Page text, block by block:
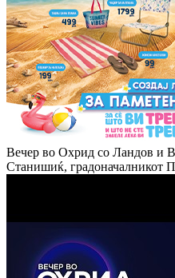
Вечер во Охрид со Ландов и
Станишиќ, градоначалникот